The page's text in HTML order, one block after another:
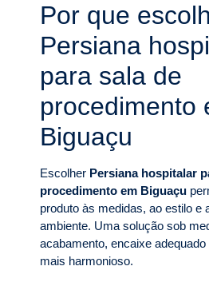
Por que
Persiana
para sala de
procedimento
Biguaçu
Escolher Persiana hospitalar
procedimento em Biguaçu
produto às medidas, ao estilo e
ambiente. Uma solução sob
acabamento, encaixe
mais harmonioso.